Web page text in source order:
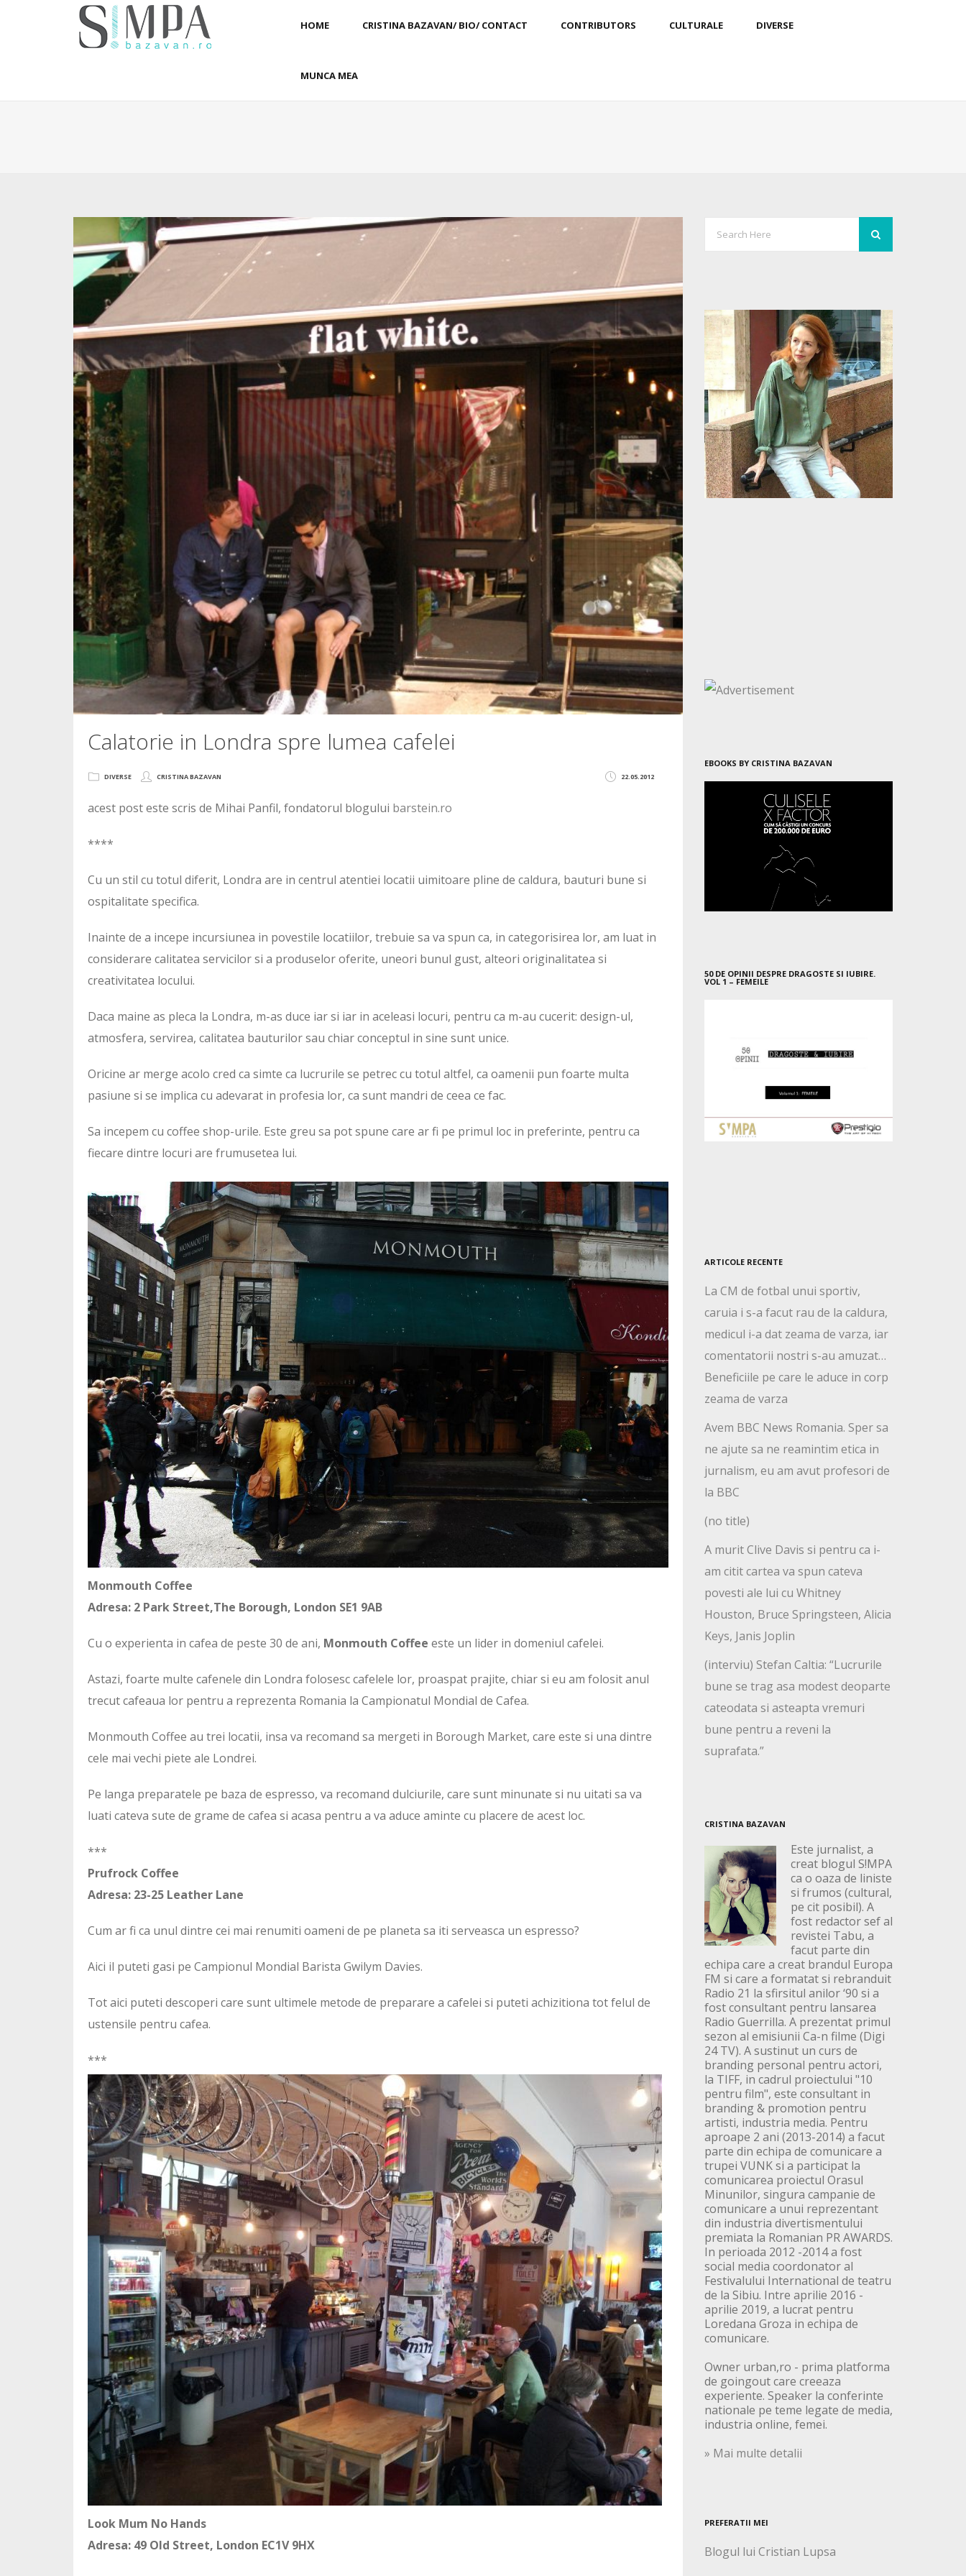
HOME CRISTINA BAZAVAN/ BIO/ CONTACT CONTRIBUTORS CULTURALE DIVERSE
MUNCA MEA
Calatorie in Londra spre lumea cafelei
22.05.2012
DIVERSE CRISTINA BAZAVAN
acest post este scris de Mihai Panfil, fondatorul blogului barstein.ro
****
Cu un stil cu totul diferit, Londra are in centrul atentiei locatii uimitoare pline de caldura, bauturi bune si
ospitalitate specifica.
Inainte de a incepe incursiunea in povestile locatiilor, trebuie sa va spun ca, in categorisirea lor, am luat in
considerare calitatea servicilor si a produselor oferite, uneori bunul gust, alteori originalitatea si
creativitatea locului.
Daca maine as pleca la Londra, m-as duce iar si iar in aceleasi locuri, pentru ca m-au cucerit: design-ul,
atmosfera, servirea, calitatea bauturilor sau chiar conceptul in sine sunt unice.
Oricine ar merge acolo cred ca simte ca lucrurile se petrec cu totul altfel, ca oamenii pun foarte multa
pasiune si se implica cu adevarat in profesia lor, ca sunt mandri de ceea ce fac.
Sa incepem cu coffee shop-urile. Este greu sa pot spune care ar fi pe primul loc in preferinte, pentru ca
fiecare dintre locuri are frumusetea lui.
Monmouth Coffee
Adresa: 2 Park Street,The Borough, London SE1 9AB
Cu o experienta in cafea de peste 30 de ani, Monmouth Coffee este un lider in domeniul cafelei.
Astazi, foarte multe cafenele din Londra folosesc cafelele lor, proaspat prajite, chiar si eu am folosit anul
trecut cafeaua lor pentru a reprezenta Romania la Campionatul Mondial de Cafea.
Monmouth Coffee au trei locatii, insa va recomand sa mergeti in Borough Market, care este si una dintre
cele mai vechi piete ale Londrei.
Pe langa preparatele pe baza de espresso, va recomand dulciurile, care sunt minunate si nu uitati sa va
luati cateva sute de grame de cafea si acasa pentru a va aduce aminte cu placere de acest loc.
***
Prufrock Coffee
Adresa: 23-25 Leather Lane
Cum ar fi ca unul dintre cei mai renumiti oameni de pe planeta sa iti serveasca un espresso?
Aici il puteti gasi pe Campionul Mondial Barista Gwilym Davies.
Tot aici puteti descoperi care sunt ultimele metode de preparare a cafelei si puteti achizitiona tot felul de
ustensile pentru cafea.
***
Look Mum No Hands
Adresa: 49 Old Street, London EC1V 9HX
EBOOKS BY CRISTINA BAZAVAN
50 DE OPINII DESPRE DRAGOSTE SI IUBIRE.
VOL 1 – FEMEILE
ARTICOLE RECENTE
La CM de fotbal unui sportiv,
caruia i s-a facut rau de la caldura,
medicul i-a dat zeama de varza, iar
comentatorii nostri s-au amuzat…
Beneficiile pe care le aduce in corp
zeama de varza
Avem BBC News Romania. Sper sa
ne ajute sa ne reamintim etica in
jurnalism, eu am avut profesori de
la BBC
(no title)
A murit Clive Davis si pentru ca i-
am citit cartea va spun cateva
povesti ale lui cu Whitney
Houston, Bruce Springsteen, Alicia
Keys, Janis Joplin
(interviu) Stefan Caltia: “Lucrurile
bune se trag asa modest deoparte
cateodata si asteapta vremuri
bune pentru a reveni la
suprafata.”
CRISTINA BAZAVAN
Este jurnalist, a
creat blogul S!MPA
ca o oaza de liniste
si frumos (cultural,
pe cit posibil). A
fost redactor sef al
revistei Tabu, a
facut parte din
echipa care a creat brandul Europa
FM si care a formatat si rebranduit
Radio 21 la sfirsitul anilor ‘90 si a
fost consultant pentru lansarea
Radio Guerrilla. A prezentat primul
sezon al emisiunii Ca-n filme (Digi
24 TV). A sustinut un curs de
branding personal pentru actori,
la TIFF, in cadrul proiectului "10
pentru film", este consultant in
branding & promotion pentru
artisti, industria media. Pentru
aproape 2 ani (2013-2014) a facut
parte din echipa de comunicare a
trupei VUNK si a participat la
comunicarea proiectul Orasul
Minunilor, singura campanie de
comunicare a unui reprezentant
din industria divertismentului
premiata la Romanian PR AWARDS.
In perioada 2012 -2014 a fost
social media coordonator al
Festivalului International de teatru
de la Sibiu. Intre aprilie 2016 -
aprilie 2019, a lucrat pentru
Loredana Groza in echipa de
comunicare.
Owner urban,ro - prima platforma
de goingout care creeaza
experiente. Speaker la conferinte
nationale pe teme legate de media,
industria online, femei.
» Mai multe detalii
PREFERATII MEI
Blogul lui Cristian Lupsa